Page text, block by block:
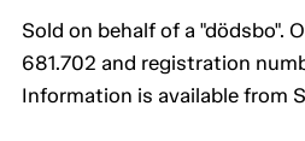
Sold on behalf of a "dödsbo".
681.702 and registration
Information is available from